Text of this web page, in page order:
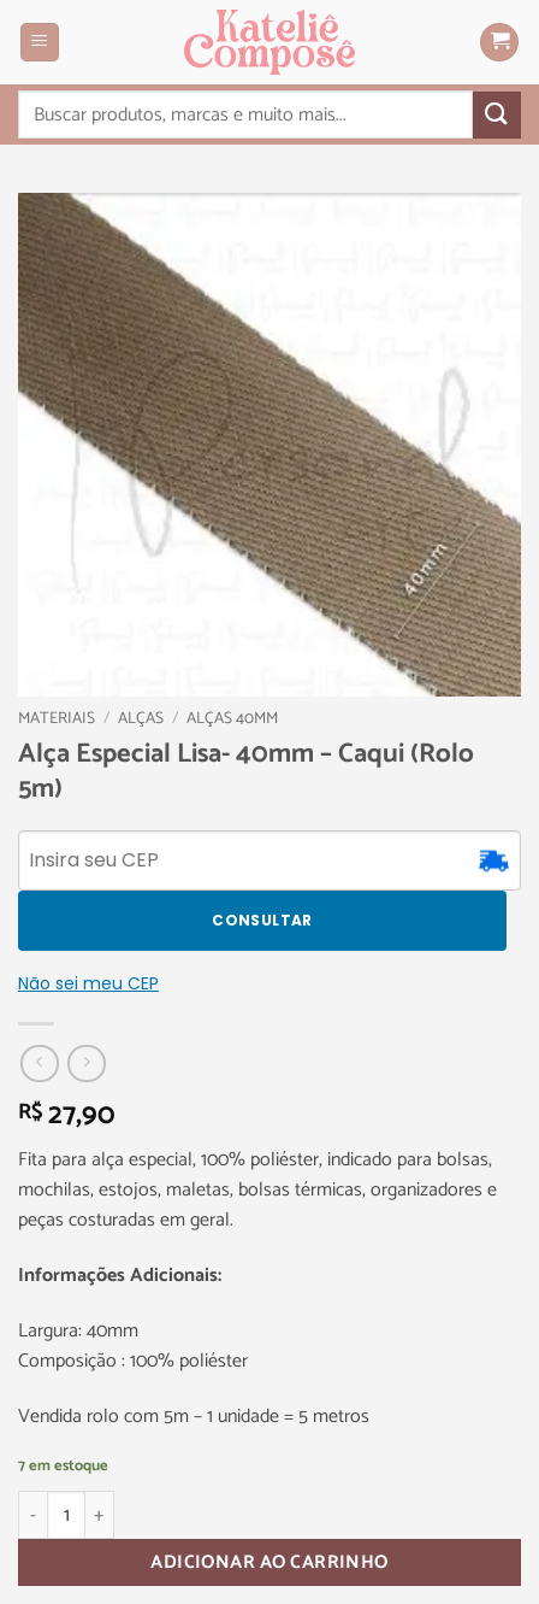
MATERIAIS / ALÇAS / ALÇAS 40MM
Alça Especial Lisa- 40mm – Caqui (Rolo
5m)
CONSULTAR
Não sei meu CEP
R$27,90
Fita para alça especial, 100% poliéster, indicado para bolsas,
mochilas, estojos, maletas, bolsas térmicas, organizadores e
peças costuradas em geral.
Informações Adicionais:
Largura: 40mm
Composição : 100% poliéster
Vendida rolo com 5m – 1 unidade = 5 metros
7 em estoque
ADICIONAR AO CARRINHO